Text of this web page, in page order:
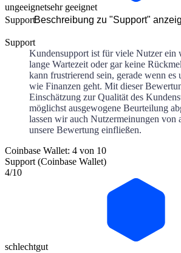
ungeeignetsehr geeignet
SupportBeschreibung zu "Support"
Support
Kundensupport ist für viele Nutzer ein
lange Wartezeit oder gar keine
kann frustrierend sein, gerade wenn es
wie Finanzen geht. Mit dieser
Einschätzung zur Qualität des
möglichst ausgewogene Beurteilung
lassen wir auch Nutzermeinungen von
unsere Bewertung einfließen.
Coinbase Wallet: 4 von 10
Support (Coinbase Wallet)
4/10
schlechtgut